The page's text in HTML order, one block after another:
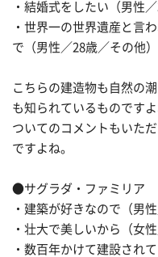
・結婚式をしたい（男性
・世界一の世界遺産と言
で（男性／28歳／その他）
こちらの建造物も自然の
も知られているものです
ついてのコメントもいた
ですよね。
●サグラダ・ファミリア
・建築が好きなので（男
・壮大で美しいから（女
・数百年かけて建設され